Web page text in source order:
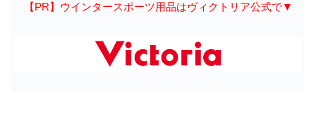
【PR】ウインタースポーツ用品はヴィクトリア公式で▼